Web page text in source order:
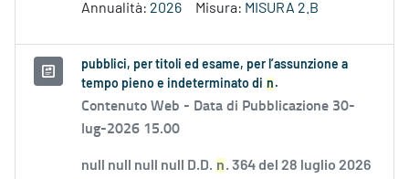
Annualità: 2026 Misura: MISURA 2.B
pubblici, per titoli ed esame, per l’assunzione a
tempo pieno e indeterminato di n .
Contenuto Web - Data di Pubblicazione 30-
lug-2026 15.00
null null null null D.D. n. 364 del 28 luglio 2026